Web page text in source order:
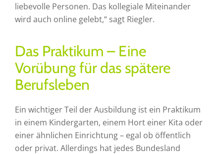
liebevolle Personen. Das kollegiale Miteinander
wird auch online gelebt,“ sagt Riegler.
Das Praktikum – Eine
Vorübung für das spätere
Berufsleben
Ein wichtiger Teil der Ausbildung ist ein Praktikum
in einem Kindergarten, einem Hort einer Kita oder
einer ähnlichen Einrichtung – egal ob öffentlich
oder privat. Allerdings hat jedes Bundesland